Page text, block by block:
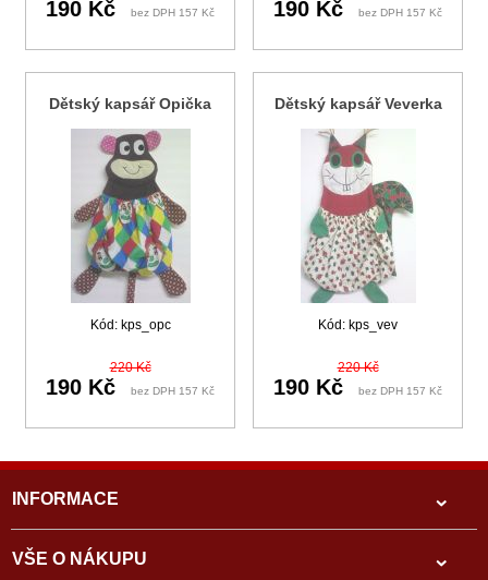
190 Kč bez DPH 157 Kč 190 Kč bez DPH 157 Kč
Dětský kapsář Opička
Kód: kps_opc
220 Kč
190 Kč bez DPH 157 Kč
Dětský kapsář Veverka
Kód: kps_vev
220 Kč
190 Kč bez DPH 157 Kč
INFORMACE
VŠE O NÁKUPU